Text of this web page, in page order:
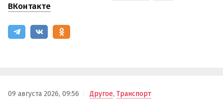
ВКонтакте
09 августа 2026, 09:56 Другое, Транспорт